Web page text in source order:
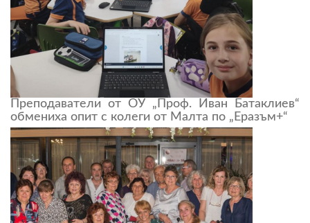
Преподаватели от ОУ „Проф. Иван Батаклиев“
обмениха опит с колеги от Малта по „Еразъм+“